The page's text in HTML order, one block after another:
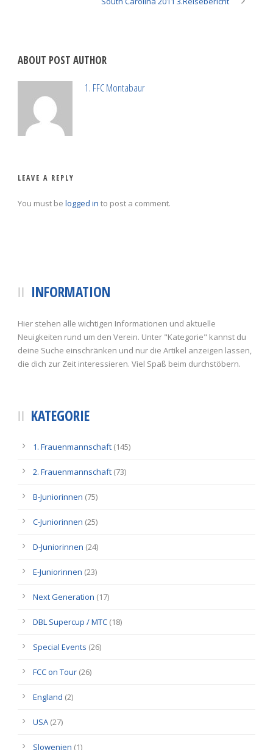
ABOUT POST AUTHOR
1. FFC Montabaur
LEAVE A REPLY
You must be logged in to post a comment.
INFORMATION
Hier stehen alle wichtigen Informationen und aktuelle
Neuigkeiten rund um den Verein. Unter "Kategorie" kannst du
deine Suche einschränken und nur die Artikel anzeigen lassen,
die dich zur Zeit interessieren. Viel Spaß beim durchstöbern.
KATEGORIE
1. Frauenmannschaft (145)
2. Frauenmannschaft (73)
B-Juniorinnen (75)
C-Juniorinnen (25)
D-Juniorinnen (24)
E-Juniorinnen (23)
Next Generation (17)
DBL Supercup / MTC (18)
Special Events (26)
FCC on Tour (26)
England (2)
USA (27)
Slowenien (1)